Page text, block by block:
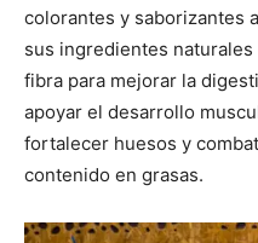
colorantes y saborizantes
sus ingredientes
fibra para mejorar la
apoyar el desarrollo
fortalecer huesos y
contenido en grasas.